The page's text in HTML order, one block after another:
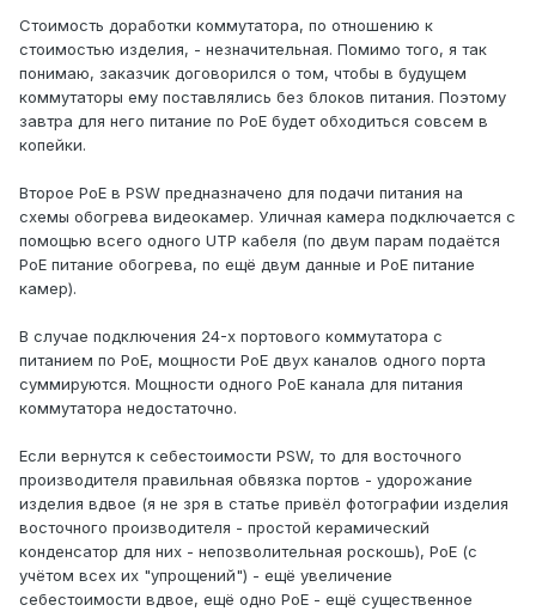
Стоимость доработки коммутатора, по отношению к
стоимостью изделия, - незначительная. Помимо того, я так
понимаю, заказчик договорился о том, чтобы в будущем
коммутаторы ему поставлялись без блоков питания. Поэтому
завтра для него питание по PoE будет обходиться совсем в
копейки.
Второе PoE в PSW предназначено для подачи питания на
схемы обогрева видеокамер. Уличная камера подключается с
помощью всего одного UTP кабеля (по двум парам подаётся
PoE питание обогрева, по ещё двум данные и PoE питание
камер).
В случае подключения 24-x портового коммутатора с
питанием по PoE, мощности PoE двух каналов одного порта
суммируются. Мощности одного PoE канала для питания
коммутатора недостаточно.
Если вернутся к себестоимости PSW, то для восточного
производителя правильная обвязка портов - удорожание
изделия вдвое (я не зря в статье привёл фотографии изделия
восточного производителя - простой керамический
конденсатор для них - непозволительная роскошь), PoE (с
учётом всех их "упрощений") - ещё увеличение
себестоимости вдвое, ещё одно PoE - ещё существенное